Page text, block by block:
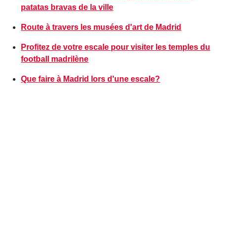
patatas bravas de la ville
Route à travers les musées d'art de Madrid
Profitez de votre escale pour visiter les temples du
football madrilène
Que faire à Madrid lors d'une escale?